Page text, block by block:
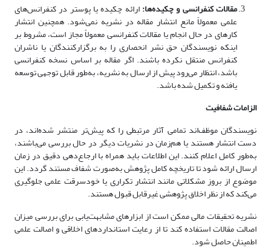
مقالات کنفرانسی و چکیده‌ها:ارائه چکیده یا پوستر در کنفرانس‌های
علمی معمولاً مانع انتشار مقاله در نشریه نمی‌شود. همچنین انتشار
کارهای در حال انجام یا مقالات کنفرانسی معمولاً مجاز است، مشروط بر
اینکه نویسندگان حق نشر انحصاری را به برگزارکنندگان یا ناشران
کنفرانس منتقل نکرده باشند. اگر مقاله بر اساس نسخه کنفرانسی
باشد، انتظار می‌رود پیش از ارسال به نشریه، به‌طور قابل توجهی توسعه
یافته و تکمیل شده باشد.
الزامات شفافیت
نویسندگان موظف‌اند تمامی آثار مرتبطی را که پیش‌تر منتشر شده‌اند، در
دست انتشار هستند یا هم‌زمان در نشریات دیگر در حال بررسی می‌باشند،
به‌طور کامل اعلام کنند. این اطلاعات باید همراه با ارجاع‌دهی دقیق در زمان
ارسال ارائه شود تا تاریخچه کامل پژوهش به‌صورت شفاف مستند گردد. این
موضوع از بروز مشکلاتی مانند انتشار تکراری یا خودسرقت علمی جلوگیری
می‌کند که از نظر اخلاق پژوهشی غیرقابل قبول هستند.
نشریه تحقیقات مالی ممکن است از ابزارهای مشابهت‌یابی برای بررسی میزان
اصالت مقالات استفاده کند تا از رعایت استانداردهای اخلاقی و اصالت علمی
اطمینان حاصل شود.